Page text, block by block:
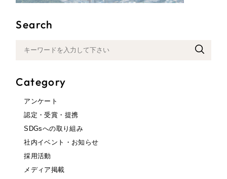
Search
Category
アンケート
認定・受賞・提携
SDGsへの取り組み
社内イベント・お知らせ
採用活動
メディア掲載